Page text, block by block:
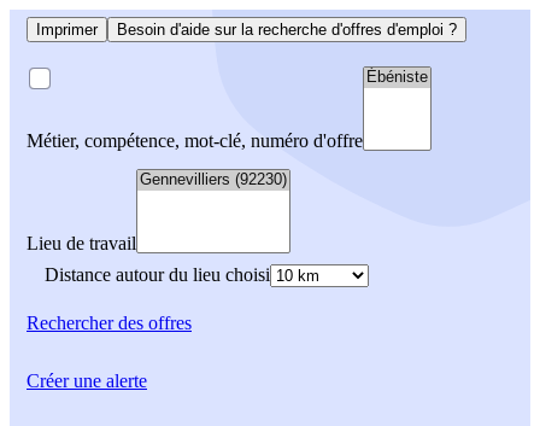
Imprimer Besoin d'aide sur la recherche d'offres d'emploi ?
Métier, compétence, mot-clé, numéro d'offre
Lieu de travail
Distance autour du lieu choisi
Rechercherdes offres
Créer une alerte